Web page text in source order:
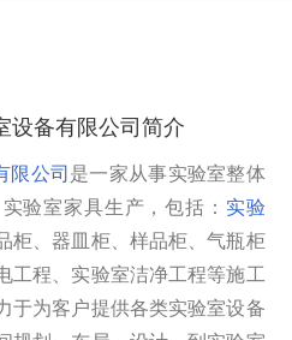
设备有限公司简介
限公司 是一家从事实验室整体
实验室家具生产，包括： 实验
柜、器皿柜、样品柜、气瓶柜
工程、实验室洁净工程等施工
于为客户提供各类实验室设备